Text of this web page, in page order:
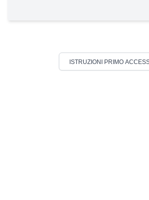
ISTRUZIONI PRIMO